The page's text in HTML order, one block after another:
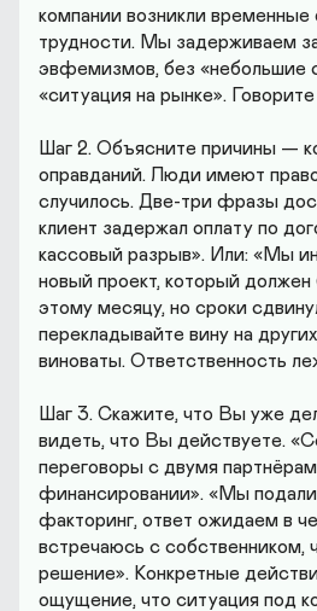
компании возникли
трудности. Мы задерживаем
эвфемизмов, без «небольшие
«ситуация на рынке».
Шаг 2. Объясните причины —
оправданий. Люди имеют
случилось. Две-три фразы
клиент задержал оплату по
кассовый разрыв». Или: «Мы
новый проект, который должен
этому месяцу, но сроки
перекладывайте вину на
виноваты. Ответственность
Шаг 3. Скажите, что Вы уже
видеть, что Вы действуете.
переговоры с двумя
финансировании». «Мы подали
факторинг, ответ ожидаем в
встречаюсь с собственником,
решение». Конкретные
ощущение, что ситуация под